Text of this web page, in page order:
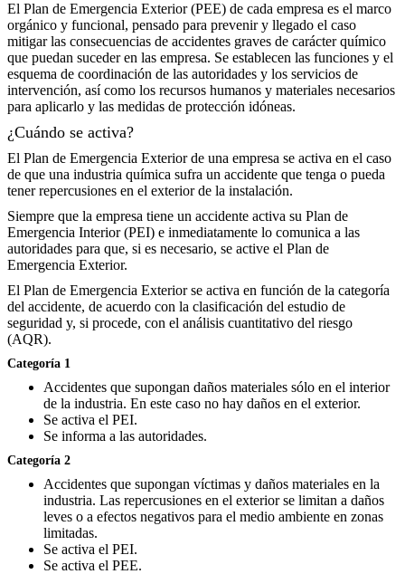
El Plan de Emergencia Exterior (PEE) de cada empresa es el marco
orgánico y funcional, pensado para prevenir y llegado el caso
mitigar las consecuencias de accidentes graves de carácter químico
que puedan suceder en las empresa. Se establecen las funciones y el
esquema de coordinación de las autoridades y los servicios de
intervención, así como los recursos humanos y materiales necesarios
para aplicarlo y las medidas de protección idóneas.
¿Cuándo se activa?
El Plan de Emergencia Exterior de una empresa se activa en el caso
de que una industria química sufra un accidente que tenga o pueda
tener repercusiones en el exterior de la instalación.
Siempre que la empresa tiene un accidente activa su Plan de
Emergencia Interior (PEI) e inmediatamente lo comunica a las
autoridades para que, si es necesario, se active el Plan de
Emergencia Exterior.
El Plan de Emergencia Exterior se activa en función de la categoría
del accidente, de acuerdo con la clasificación del estudio de
seguridad y, si procede, con el análisis cuantitativo del riesgo
(AQR).
Categoría 1
Accidentes que supongan daños materiales sólo en el interior
de la industria. En este caso no hay daños en el exterior.
Se activa el PEI.
Se informa a las autoridades.
Categoría 2
Accidentes que supongan víctimas y daños materiales en la
industria. Las repercusiones en el exterior se limitan a daños
leves o a efectos negativos para el medio ambiente en zonas
limitadas.
Se activa el PEI.
Se activa el PEE.